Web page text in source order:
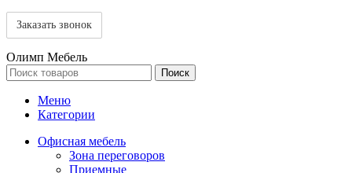
Олимп Мебель
Поиск
Меню
Категории
Офисная мебель
Зона переговоров
Приемные